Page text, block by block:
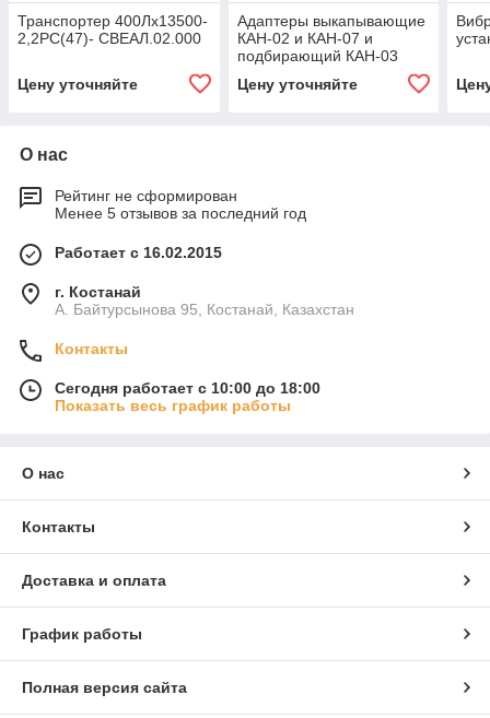
Транспортер 400Лх13500-
2,2РС(47)- СВЕАЛ.02.000
Цену уточняйте
Адаптеры выкапывающие
КАН-02 и КАН-07 и
подбирающий КАН-03
Цену уточняйте
О нас
Рейтинг не сформирован
Менее 5 отзывов за последний год
Работает с 16.02.2015
г. Костанай
А. Байтурсынова 95, Костанай, Казахстан
Контакты
Сегодня работает с 10:00 до 18:00
Показать весь график работы
О нас
Контакты
Доставка и оплата
График работы
Полная версия сайта